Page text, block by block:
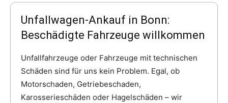
Unfallwagen-Ankauf in Bonn:
Beschädigte Fahrzeuge willkommen
Unfallfahrzeuge oder Fahrzeuge mit technischen
Schäden sind für uns kein Problem. Egal, ob
Motorschaden, Getriebeschaden,
Karosserieschäden oder Hagelschäden – wir